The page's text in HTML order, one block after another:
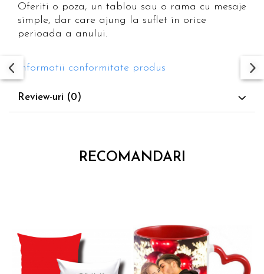
Oferiti o poza, un tablou sau o rama cu mesaje
simple, dar care ajung la suflet in orice
perioada a anului.
Informatii conformitate produs
Review-uri (0)
RECOMANDARI